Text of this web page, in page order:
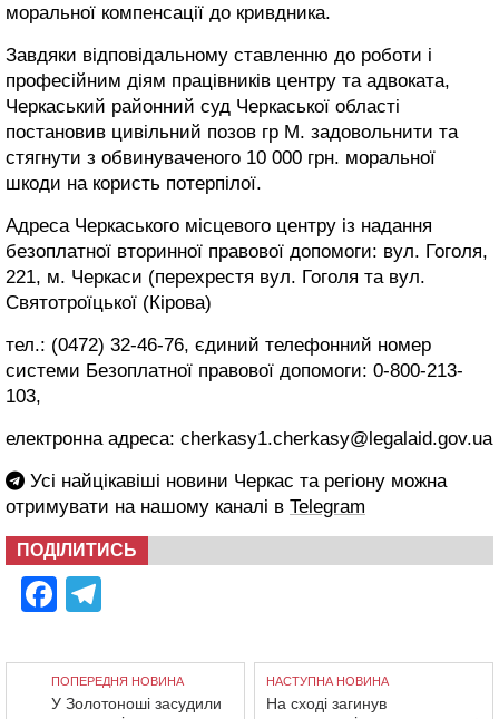
моральної компенсації до кривдника.
Завдяки відповідальному ставленню до роботи і
професійним діям працівників центру та адвоката,
Черкаський районний суд Черкаської області
постановив цивільний позов гр М. задовольнити та
стягнути з обвинуваченого 10 000 грн. моральної
шкоди на користь потерпілої.
Адреса Черкаського місцевого центру із надання
безоплатної вторинної правової допомоги: вул. Гоголя,
221, м. Черкаси (перехрестя вул. Гоголя та вул.
Святотроїцької (Кірова)
тел.: (0472) 32-46-76, єдиний телефонний номер
системи Безоплатної правової допомоги: 0-800-213-
103,
електронна адреса: cherkasy1.cherkasy@legalaid.gov.ua
Усі найцікавіші новини Черкас та регіону можна
отримувати на нашому каналі в Telegram
ПОДІЛИТИСЬ
Facebook
ПОПЕРЕДНЯ НОВИНА
У Золотоноші засудили
НАСТУПНА НОВИНА
На сході загинув